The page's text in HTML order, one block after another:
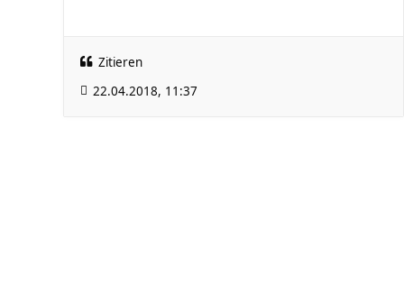
Zitieren
22.04.2018, 11:37